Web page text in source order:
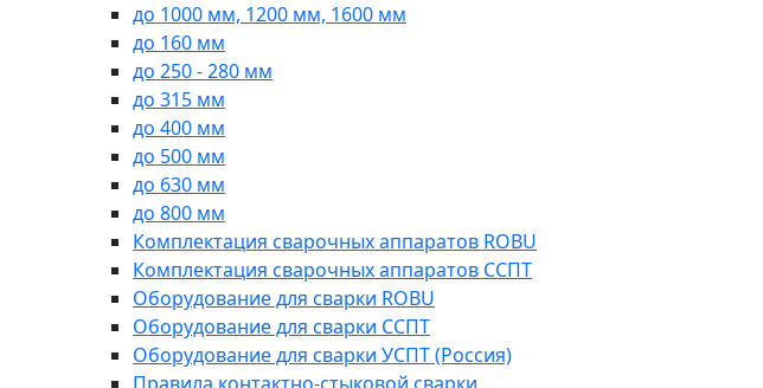
до 1000 мм, 1200 мм, 1600 мм
до 160 мм
до 250 - 280 мм
до 315 мм
до 400 мм
до 500 мм
до 630 мм
до 800 мм
Комплектация сварочных аппаратов ROBU
Комплектация сварочных аппаратов ССПТ
Оборудование для сварки ROBU
Оборудование для сварки ССПТ
Оборудование для сварки УСПТ (Россия)